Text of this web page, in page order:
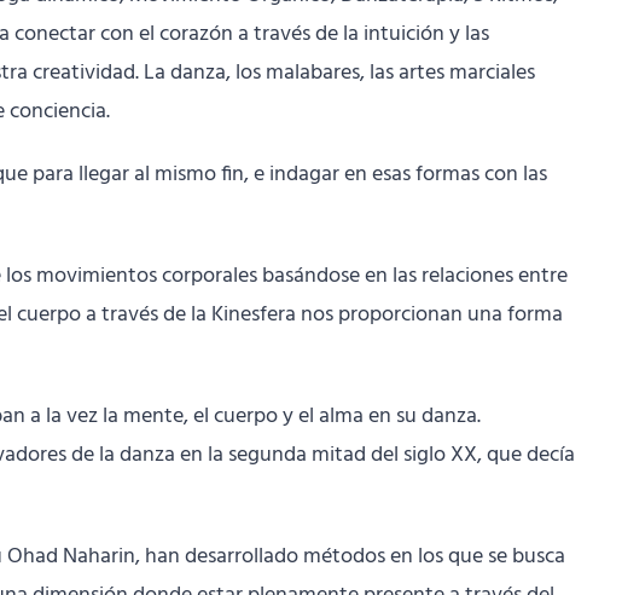
conectar con el corazón a través de la intuición y las
creatividad. La danza, los malabares, las artes marciales
para llegar al mismo fin, e indagar en esas formas con las
movimientos corporales basándose en las relaciones entre
cuerpo a través de la Kinesfera nos proporcionan una forma
a la vez la mente, el cuerpo y el alma en su danza.
de la danza en la segunda mitad del siglo XX, que decía
Naharin, han desarrollado métodos en los que se busca